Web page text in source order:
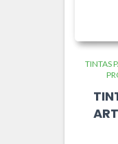
TINTAS